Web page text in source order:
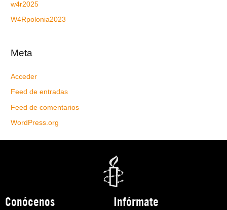
w4r2025
W4Rpolonia2023
Meta
Acceder
Feed de entradas
Feed de comentarios
WordPress.org
Conócenos Infórmate